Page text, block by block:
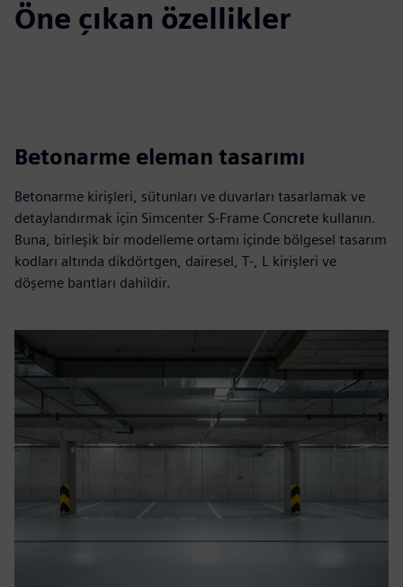
Öne çıkan özellikler
Betonarme eleman tasarımı
Betonarme kirişleri, sütunları ve duvarları tasarlamak ve
detaylandırmak için Simcenter S-Frame Concrete kullanın.
Buna, birleşik bir modelleme ortamı içinde bölgesel tasarım
kodları altında dikdörtgen, dairesel, T‑, L kirişleri ve
döşeme bantları dahildir.